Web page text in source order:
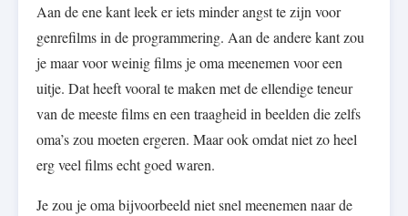
Aan de ene kant leek er iets minder angst te zijn voor
genrefilms in de programmering. Aan de andere kant zou
je maar voor weinig films je oma meenemen voor een
uitje. Dat heeft vooral te maken met de ellendige teneur
van de meeste films en een traagheid in beelden die zelfs
oma’s zou moeten ergeren. Maar ook omdat niet zo heel
erg veel films echt goed waren.
Je zou je oma bijvoorbeeld niet snel meenemen naar de